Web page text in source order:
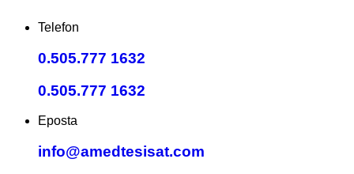
Telefon
0.505.777 1632
0.505.777 1632
Eposta
info@amedtesisat.com